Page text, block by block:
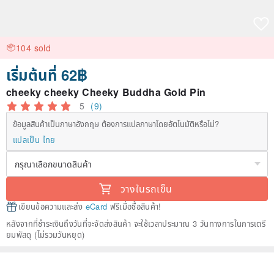
104 sold
เริ่มต้นที่ 62฿
cheeky cheeky Cheeky Buddha Gold Pin
5 (9)
ข้อมูลสินค้าเป็นภาษาอังกฤษ ต้องการแปลภาษาโดยอัตโนมัติหรือไม่?
แปลเป็น ไทย
วางในรถเข็น
เขียนข้อความและส่ง eCard ฟรีเมื่อซื้อสินค้า!
หลังจากที่ชำระเงินถึงวันที่จะจัดส่งสินค้า จะใช้เวลาประมาณ 3 วันทางการในการเตรี
ยมพัสดุ (ไม่รวมวันหยุด)